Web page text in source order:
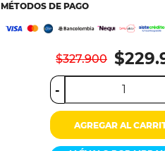
MÉTODOS DE PAGO
$327.900
-
AGREGAR AL